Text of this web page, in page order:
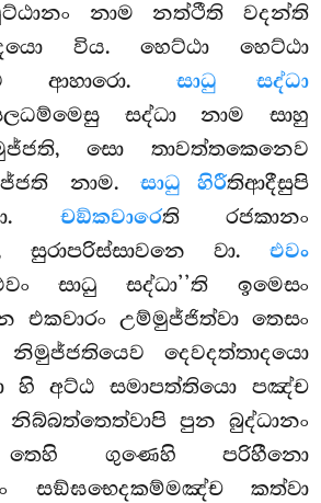
නාම නත්ථීති වදන්ති
විය. හෙට්ඨා හෙට්ඨා
ආහාරො. සාධු සද්ධා
සද්ධා නාම සාහු
සො තාවත්තකෙනෙව
නාම.සාධු හිරීතිආදීසුපි
චඞ්කවාරෙති රජකානං
සුරාපරිස්සාවනෙ වා. එවං
සාධු සද්ධා’’ති ඉමෙසං
එකවාරං උම්මුජ්ජිත්වා තෙසං
දෙවදත්තාදයො
හි අට්ඨ සමාපත්තියො පඤ්ච
පුන බුද්ධානං
තෙහි ගුණෙහි පරිහීනො
සඞ්ඝභෙදකම්මඤ්ච කත්වා